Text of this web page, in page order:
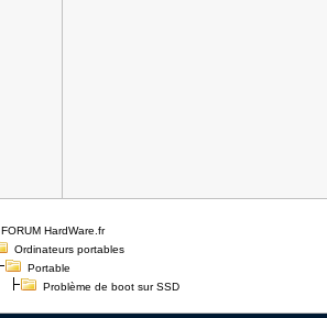
FORUM HardWare.fr
Ordinateurs portables
Portable
Problème de boot sur SSD